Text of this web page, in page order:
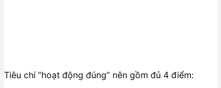
Tiêu chí “hoạt động đúng” nên gồm đủ 4 điểm: